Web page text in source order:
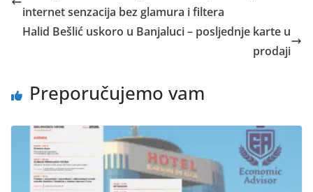
internet senzacija bez glamura i filtera
Halid Bešlić uskoro u Banjaluci – posljednje karte u
prodaji
Preporučujemo vam